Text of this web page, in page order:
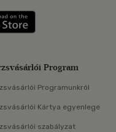
Szerezd meg: Google
Program
Programunkról
Kártya egyenlege
szabályzat